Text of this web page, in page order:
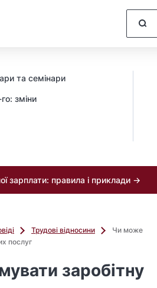
та семінари
зміни
зарплати: правила і приклади →
Трудові відносини
Чи може
послуг
заробітну